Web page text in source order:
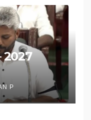
2027
P